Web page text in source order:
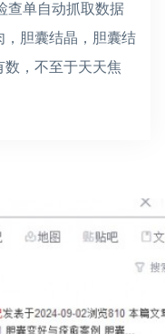
查单自动抓取数据
，胆囊结晶，胆囊结
，不至于天天焦